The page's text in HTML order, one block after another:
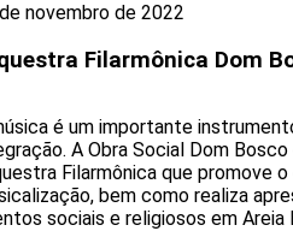
novembro de 2022
Filarmônica Dom
é um importante
A Obra Social Dom
Filarmônica que promove
bem como realiza
sociais e religiosos em Areia